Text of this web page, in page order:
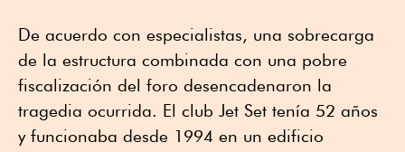
De acuerdo con especialistas, una sobrecarga
de la estructura combinada con una pobre
fiscalización del foro desencadenaron la
tragedia ocurrida. El club Jet Set tenía 52 años
y funcionaba desde 1994 en un edificio